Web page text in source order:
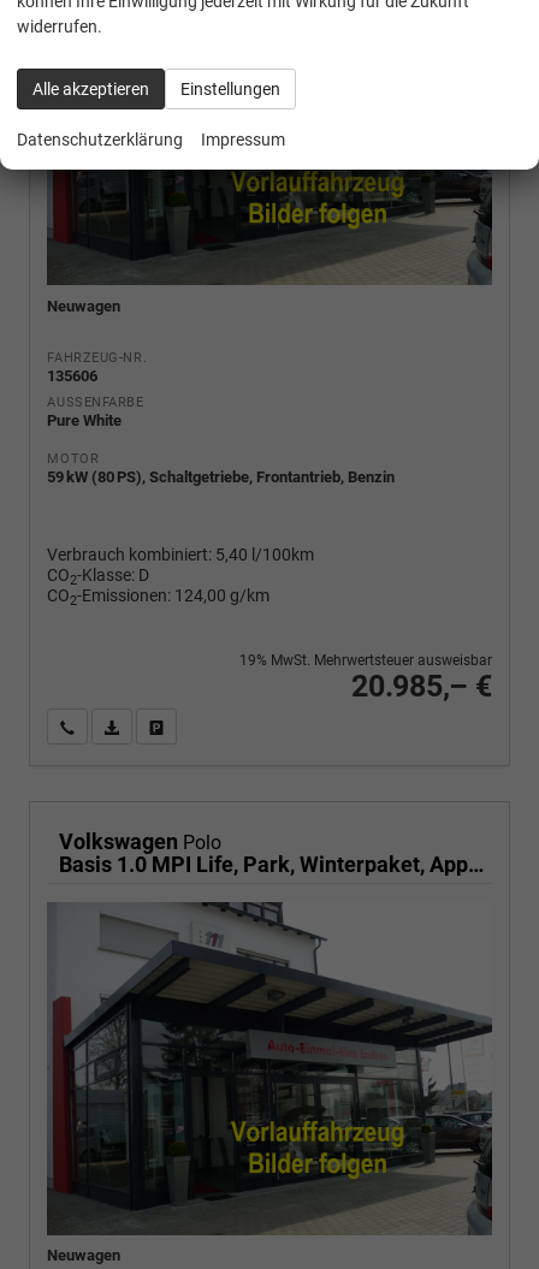
Neuwagen
FAHRZEUG-NR.
135606
AUSSENFARBE
Pure White
MOTOR
59 kW (80 PS), Schaltgetriebe, Frontantrieb, Benzin
Verbrauch kombiniert: 5,40 l/100km
CO2-Klasse: D
CO2-Emissionen: 124,00 g/km
20.985,– €
19% MwSt. Mehrwertsteuer ausweisbar
Wir rufen Sie anPDF-Fahrzeugexposé drucken
Volkswagen Polo
Basis 1.0 MPI Life, Park, Winterpaket, App-Connect, sofort
Neuwagen
widerrufen.
Alle akzeptieren Einstellungen
Datenschutzerklärung Impressum